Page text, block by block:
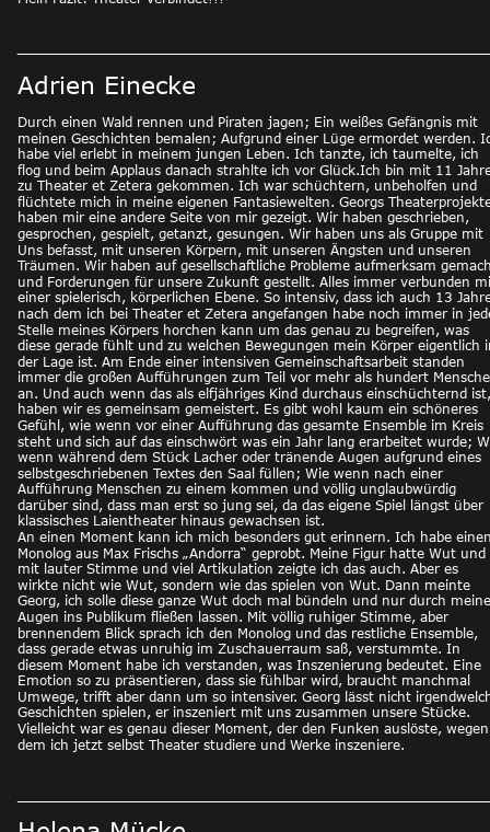
Adrien Einecke
Durch einen Wald rennen und Piraten jagen; Ein weißes Gefängnis mit
meinen Geschichten bemalen; Aufgrund einer Lüge ermordet werden.
habe viel erlebt in meinem jungen Leben. Ich tanzte, ich taumelte, ich
flog und beim Applaus danach strahlte ich vor Glück.Ich bin mit 11
zu Theater et Zetera gekommen. Ich war schüchtern, unbeholfen und
flüchtete mich in meine eigenen Fantasiewelten. Georgs
haben mir eine andere Seite von mir gezeigt. Wir haben geschrieben,
gesprochen, gespielt, getanzt, gesungen. Wir haben uns als Gruppe mit
Uns befasst, mit unseren Körpern, mit unseren Ängsten und unseren
Träumen. Wir haben auf gesellschaftliche Probleme aufmerksam
und Forderungen für unsere Zukunft gestellt. Alles immer verbunden
einer spielerisch, körperlichen Ebene. So intensiv, dass ich auch 13
nach dem ich bei Theater et Zetera angefangen habe noch immer in
Stelle meines Körpers horchen kann um das genau zu begreifen, was
diese gerade fühlt und zu welchen Bewegungen mein Körper eigentlich
der Lage ist. Am Ende einer intensiven Gemeinschaftsarbeit standen
immer die großen Aufführungen zum Teil vor mehr als hundert
an. Und auch wenn das als elfjähriges Kind durchaus einschüchternd
haben wir es gemeinsam gemeistert. Es gibt wohl kaum ein schöneres
Gefühl, wie wenn vor einer Aufführung das gesamte Ensemble im Kreis
steht und sich auf das einschwört was ein Jahr lang erarbeitet wurde;
wenn während dem Stück Lacher oder tränende Augen aufgrund eines
selbstgeschriebenen Textes den Saal füllen; Wie wenn nach einer
Aufführung Menschen zu einem kommen und völlig unglaubwürdig
darüber sind, dass man erst so jung sei, da das eigene Spiel längst über
klassisches Laientheater hinaus gewachsen ist.
An einen Moment kann ich mich besonders gut erinnern. Ich habe
Monolog aus Max Frischs „Andorra“ geprobt. Meine Figur hatte Wut und
mit lauter Stimme und viel Artikulation zeigte ich das auch. Aber es
wirkte nicht wie Wut, sondern wie das spielen von Wut. Dann meinte
Georg, ich solle diese ganze Wut doch mal bündeln und nur durch
Augen ins Publikum fließen lassen. Mit völlig ruhiger Stimme, aber
brennendem Blick sprach ich den Monolog und das restliche Ensemble,
dass gerade etwas unruhig im Zuschauerraum saß, verstummte. In
diesem Moment habe ich verstanden, was Inszenierung bedeutet. Eine
Emotion so zu präsentieren, dass sie fühlbar wird, braucht manchmal
Umwege, trifft aber dann um so intensiver. Georg lässt nicht
Geschichten spielen, er inszeniert mit uns zusammen unsere Stücke.
Vielleicht war es genau dieser Moment, der den Funken auslöste,
dem ich jetzt selbst Theater studiere und Werke inszeniere.